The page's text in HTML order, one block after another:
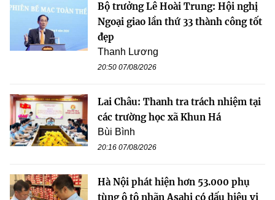
Bộ trưởng Lê Hoài Trung: Hội nghị
Ngoại giao lần thứ 33 thành công tốt
đẹp
Thanh Lương
20:50 07/08/2026
Lai Châu: Thanh tra trách nhiệm tại
các trường học xã Khun Há
Bùi Bình
20:16 07/08/2026
Hà Nội phát hiện hơn 53.000 phụ
tùng ô tô nhãn Asahi có dấu hiệu vi